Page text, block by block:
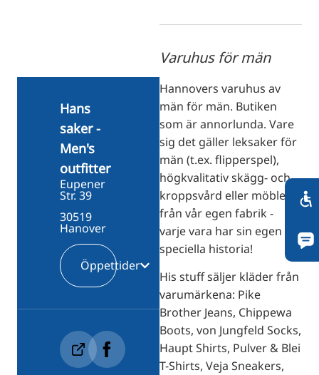
Varuhus för män
Hannovers varuhus av
män för män. Butiken
som är annorlunda. Vare
sig det gäller leksaker för
män (t.ex. flipperspel),
högkvalitativ skägg- och
kroppsvård eller möbler
från vår egen fabrik -
varje vara har sin egen
speciella historia!
His stuff säljer kläder från
varumärkena: Pike
Brother Jeans, Chippewa
Boots, von Jungfeld Socks,
Haupt Shirts, Pulver & Blei
T-Shirts, Veja Sneakers,
Hans
saker -
Men's
outfitter
Eupener
Str. 39
30519
Hanover
Öppettider